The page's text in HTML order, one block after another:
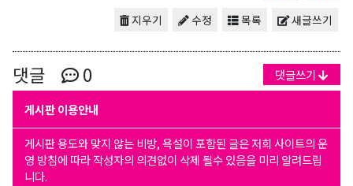
새글쓰기
목록
수정
지우기
댓글 0 댓글쓰기
게시판 이용안내
게시판 용도와 맞지 않는 비방, 욕설이 포함된 글은 저희 사이트의 운
영 방침에 따라 작성자의 의견없이 삭제 될수 있음을 미리 알려드립
니다.